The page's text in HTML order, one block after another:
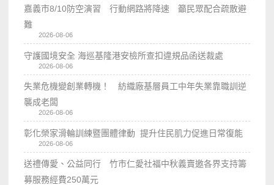
嘉義市8/10防空演習 行動網路將降速 籲民眾配合疏散避
難
2026-08-06
守護國境安全 海巡基隆港安檢所查扣違規品函送裁處
2026-08-06
失業危機變創業轉機！ 紡織廠基層員工中年失業靠職訓逆
襲成老闆
2026-08-06
彰化榮家滑輪訓練暨團體律動 提升住民肌力促進日常復能
2026-08-06
送禮傳愛、公益同行 竹市仁愛社福中秋義賣邀各界支持籌
募服務經費250萬元